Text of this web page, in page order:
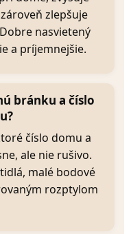
zlepšuje
nasvietený
a príjemnejšie.
bránku a číslo
číslo domu a
ale nie rušivo.
malé bodové
rozptylom